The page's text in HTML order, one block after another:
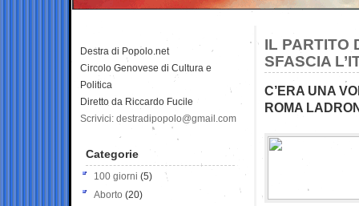
IL PARTITO
SFASCIA
C’ERA UNA
ROMA
Destra di Popolo.net
Circolo Genovese di Cultura e
Politica
Diretto da Riccardo Fucile
Scrivici: destradipopolo@gmail.com
Categorie
100 giorni (5)
Aborto (20)